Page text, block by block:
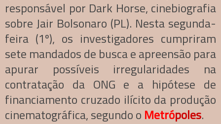
responsável por Dark Horse, cinebiografia
sobre Jair Bolsonaro (PL). Nesta segunda-
feira (1º), os investigadores cumpriram
sete mandados de busca e apreensão para
apurar possíveis irregularidades na
contratação da ONG e a hipótese de
financiamento cruzado ilícito da produção
cinematográfica, segundo o Metrópoles.